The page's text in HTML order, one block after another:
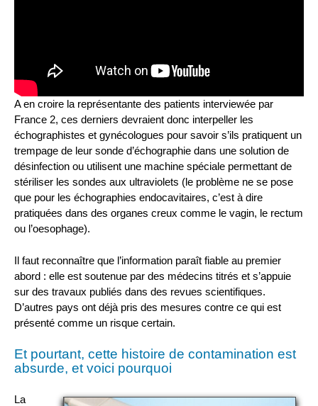
A en croire la représentante des patients interviewée par
France 2, ces derniers devraient donc interpeller les
échographistes et gynécologues pour savoir s’ils pratiquent un
trempage de leur sonde d’échographie dans une solution de
désinfection ou utilisent une machine spéciale permettant de
stériliser les sondes aux ultraviolets (le problème ne se pose
que pour les échographies endocavitaires, c’est à dire
pratiquées dans des organes creux comme le vagin, le rectum
ou l’oesophage).
Il faut reconnaître que l’information paraît fiable au premier
abord : elle est soutenue par des médecins titrés et s’appuie
sur des travaux publiés dans des revues scientifiques.
D’autres pays ont déjà pris des mesures contre ce qui est
présenté comme un risque certain.
Et pourtant, cette histoire de contamination est
absurde, et voici pourquoi
La